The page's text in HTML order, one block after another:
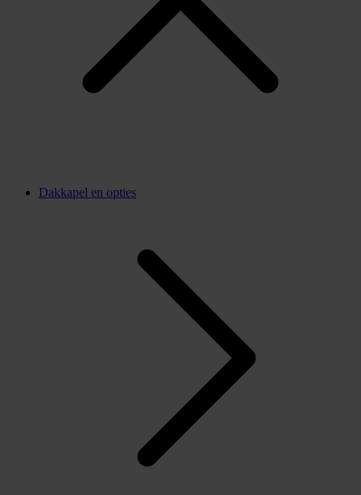
Dakkapel en opties